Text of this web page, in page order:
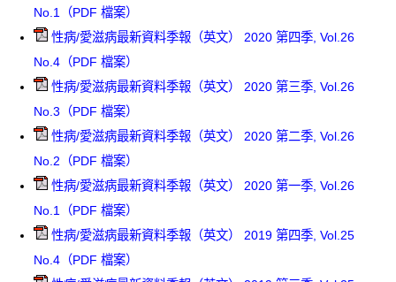
No.1（PDF 檔案）
性病/愛滋病最新資料季報（英文） 2020 第四季, Vol.26
No.4（PDF 檔案）
性病/愛滋病最新資料季報（英文） 2020 第三季, Vol.26
No.3（PDF 檔案）
性病/愛滋病最新資料季報（英文） 2020 第二季, Vol.26
No.2（PDF 檔案）
性病/愛滋病最新資料季報（英文） 2020 第一季, Vol.26
No.1（PDF 檔案）
性病/愛滋病最新資料季報（英文） 2019 第四季, Vol.25
No.4（PDF 檔案）